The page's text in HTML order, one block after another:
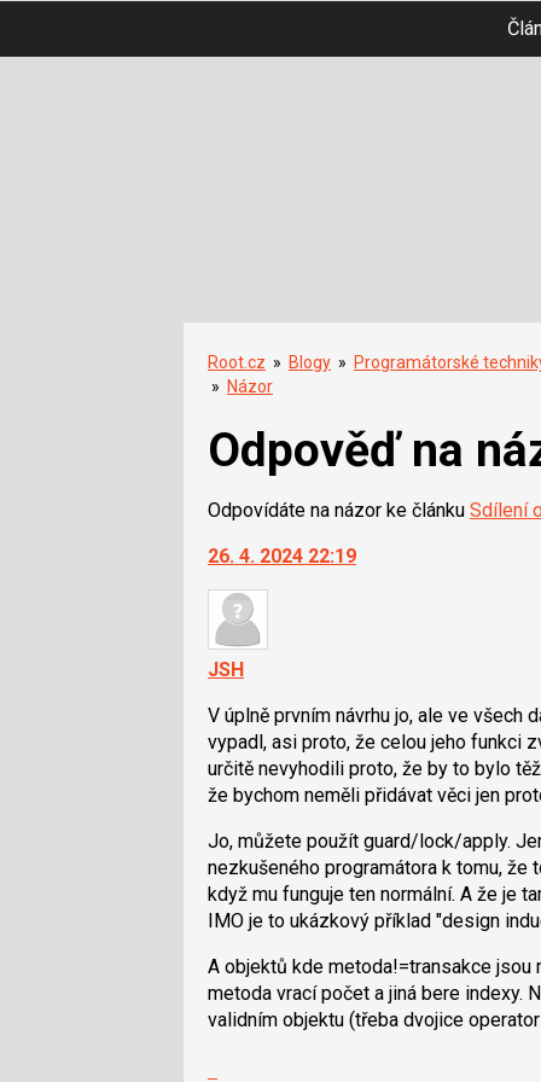
Root.cz » Blogy » Programátorské
» Názor
Odpověď na
Odpovídáte na názor ke článku Sdílení
26. 4. 2024 22:19
JSH
V úplně prvním návrhu jo, ale ve všech
vypadl, asi proto, že celou jeho funkci
určitě nevyhodili proto, že by to bylo
že bychom neměli přidávat věci jen
Jo, můžete použít guard/lock/apply.
nezkušeného programátora k tomu, že
když mu funguje ten normální. A že je
IMO je to ukázkový příklad "design
A objektů kde metoda!=transakce jsou
metoda vrací počet a jiná bere indexy.
validním objektu (třeba dvojice